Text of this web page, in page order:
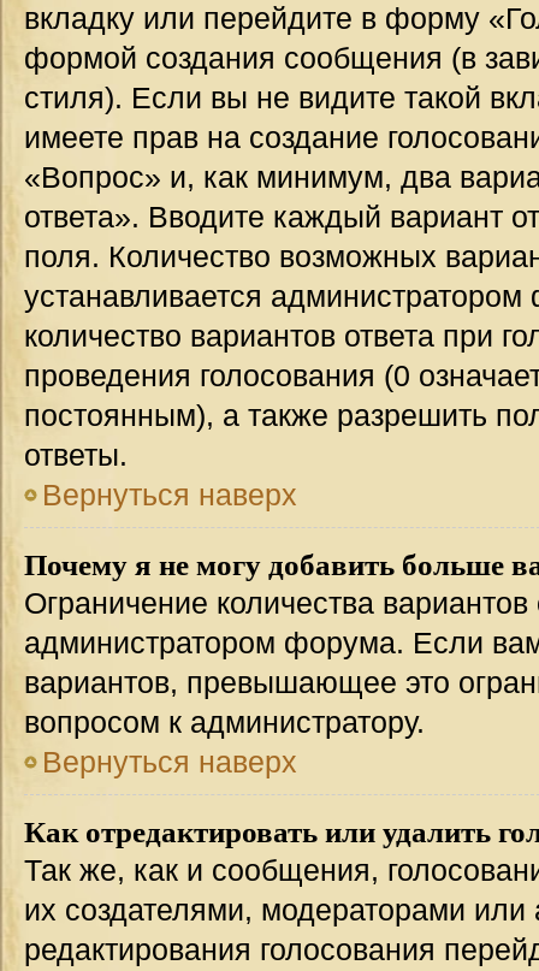
вкладку или перейдите в форму
формой создания сообщения (в
стиля). Если вы не видите такой
имеете прав на создание
«Вопрос» и, как минимум, два
ответа». Вводите каждый вариант
поля. Количество возможных
устанавливается
количество вариантов ответа при
проведения голосования (0
постоянным), а также разрешить
ответы.
Вернуться наверх
Почему я не могу добавить больше
Ограничение количества вариантов
администратором форума. Если
вариантов, превышающее это
вопросом к администратору.
Вернуться наверх
Как отредактировать или удалить
Так же, как и сообщения,
их создателями, модераторами
редактирования голосования